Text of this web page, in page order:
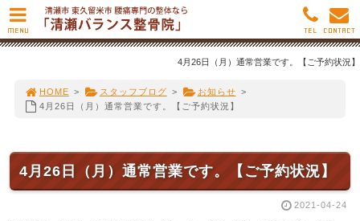
4月26日（月）通常営業です。【ご予約状況】
HOME > スタッフブログ > お知らせ >
4月26日（月）通常営業です。【ご予約状況】
4月26日（月）通常営業です。【ご予約状況】
2021-04-24
MENU CONTACT
TEL